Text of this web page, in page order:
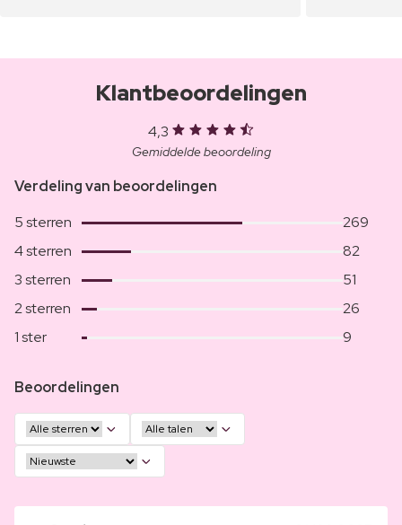
Klantbeoordelingen
4,3
Gemiddelde beoordeling
Verdeling van beoordelingen
5 sterren
269
4 sterren
82
3 sterren
51
2 sterren
26
1 ster
9
Beoordelingen